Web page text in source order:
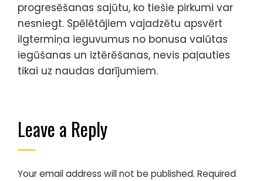
progresēšanas sajūtu, ko tiešie pirkumi var
nesniegt. Spēlētājiem vajadzētu apsvērt
ilgtermiņa ieguvumus no bonusa valūtas
iegūšanas un iztērēšanas, nevis paļauties
tikai uz naudas darījumiem.
Leave a Reply
Your email address will not be published. Required